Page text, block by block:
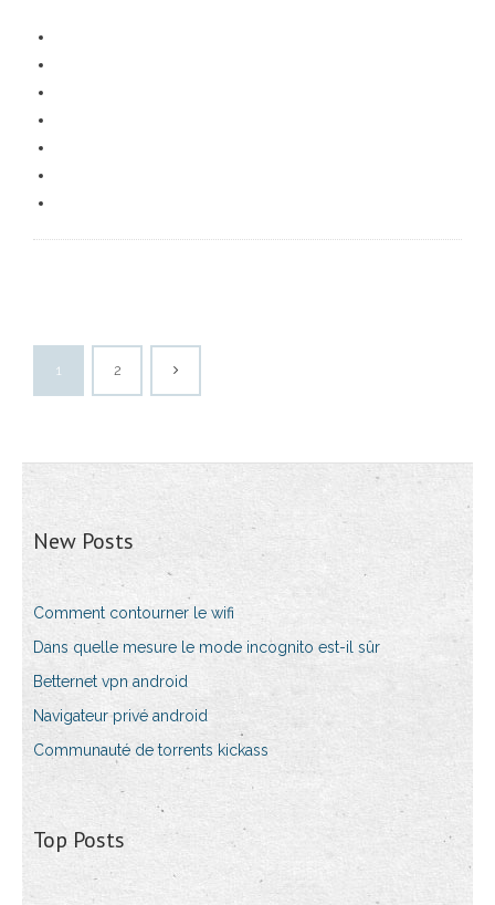
1 2
New Posts
Comment contourner le wifi
Dans quelle mesure le mode incognito est-il sûr
Betternet vpn android
Navigateur privé android
Communauté de torrents kickass
Top Posts